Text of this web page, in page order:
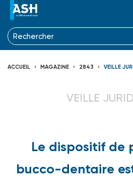
ACCUEIL MAGAZINE 2843 VEILLE
VEILLE
Le dispositif de
bucco-dentaire